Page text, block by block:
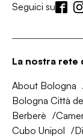
Seguici su
La nostra rete
About Bologna
Bologna Città
Berberè
Cubo Unipol